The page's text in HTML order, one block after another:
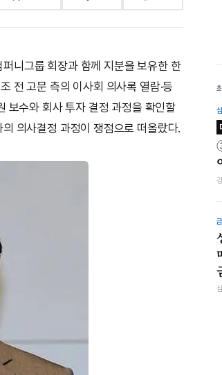
니그룹 회장과 함께 지분을 보유한 한
전 고문 측의 이사회 의사록 열람·등
보수와 회사 투자 결정 과정을 확인할
의사결정 과정이 쟁점으로 떠올랐다.